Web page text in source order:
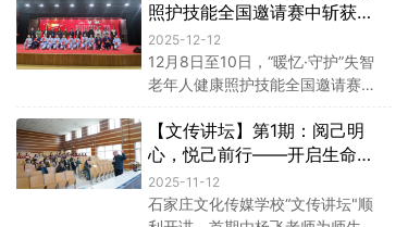
春与活力交织的视听盛宴就此拉开
帷幕。
照护技能全国邀请赛中斩获佳
绩
2025-12-12
12月8日至10日，“暖忆·守护”失智
老年人健康照护技能全国邀请赛在
校选派优秀师生代表参赛，最终在
全国23支中职代表队的激烈角逐中
脱颖而出，荣获二等奖。佳绩的取
得充分展现了学校在老年人服务与
管理专业领域的教学实力与人才培
【文传讲坛】第1期：阅己明
心，悦己前行——开启生命与
成长的探寻之旅
2025-11-12
石家庄文化传媒学校“文传讲坛"顺